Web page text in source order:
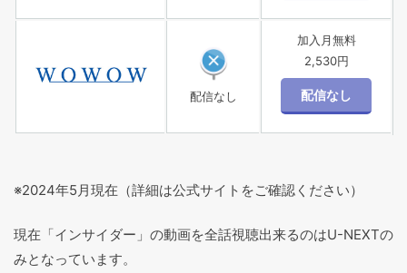
配信なし
加入月無料
2,530円
※2024年5月現在（詳細は公式サイトをご確認ください）
現在「インサイダー」の動画を全話視聴出来るのはU-NEXTの
みとなっています。